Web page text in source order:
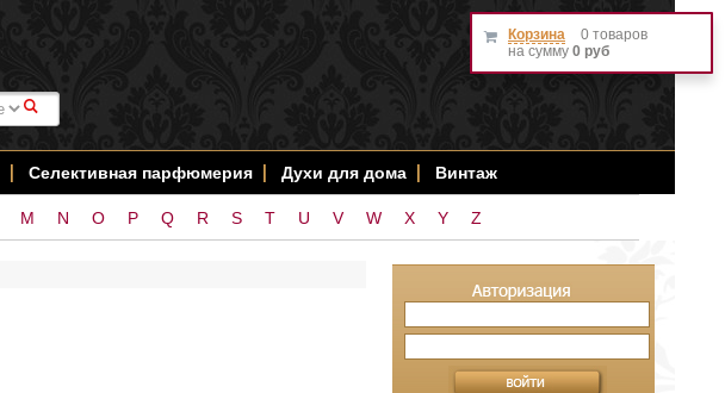
#
Селективная парфюмерия Духи для дома Винтаж
M N O P Q R S T U V W X Y Z
Корзина
0 товаров
на сумму 0 руб